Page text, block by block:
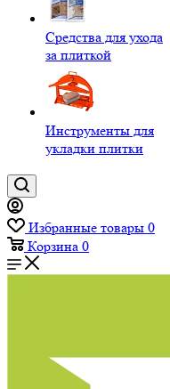
Средства для ухода
за плиткой
Инструменты для
укладки плитки
Избранные товары 0
Корзина 0